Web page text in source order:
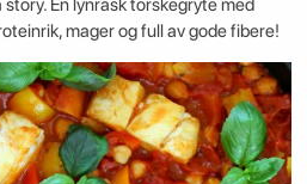
mager og full av gode fibere!